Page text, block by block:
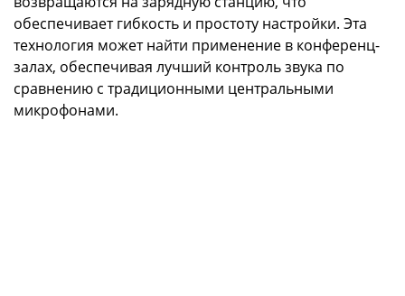
обеспечивает гибкость и простоту настройки. Эта
технология может найти применение в конференц-
залах, обеспечивая лучший контроль звука по
сравнению с традиционными центральными
микрофонами.